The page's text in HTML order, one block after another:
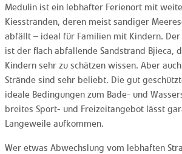
Medulin ist ein lebhafter Ferienort mit
Kiesstränden, deren meist sandiger
abfällt – ideal für Familien mit Kindern.
ist der flach abfallende Sandstrand Bjieca,
Kindern sehr zu schätzen wissen. Aber
Strände sind sehr beliebt. Die gut
ideale Bedingungen zum Bade- und
breites Sport- und Freizeitangebot lässt
Langeweile aufkommen.
Wer etwas Abwechslung vom lebhaften